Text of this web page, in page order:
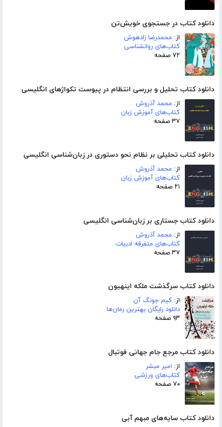
دانلود کتاب در جستجوی خویش‌تن
از: محمدرضا زادهوش
کتاب‌های روانشناسی
۷۲ صفحه
دانلود کتاب تحلیل و بررسی انتظام در پیوست تکواژهای انگلیسی
از: محمد آذروش
کتاب‌های آموزش زبان
۳۷ صفحه
دانلود کتاب تحلیلی بر نظام نحو دستوری در زبان‌شناسی انگلیسی
از: محمد آذروش
کتاب‌های آموزش زبان
۲۱ صفحه
دانلود کتاب جستاری بر زبان‌شناسی انگلیسی
از: محمد آذروش
کتاب‌های متفرقه ادبیات
۳۷ صفحه
دانلود کتاب سرگذشت ملکه اینهیون
از: کیم جونگ آن
دانلود رایگان بهترین رمان‌ها
۹۳ صفحه
دانلود کتاب مرجع جام جهانی فوتبال
از: امیر مبشر
کتاب‌های ورزشی
۷۰ صفحه
دانلود کتاب سایه‌های مبهم آبی